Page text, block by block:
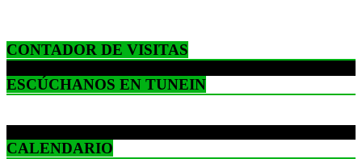
CONTADOR DE VISITAS
ESCÚCHANOS EN TUNEIN
CALENDARIO